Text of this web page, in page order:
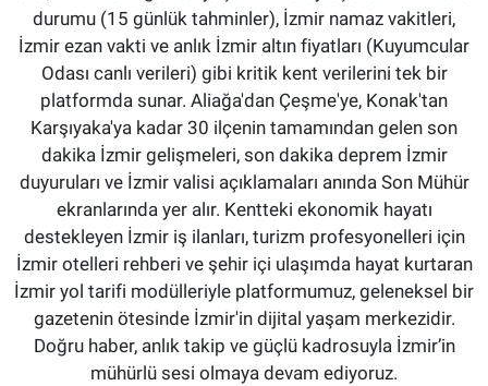
durumu (15 günlük tahminler), İzmir namaz vakitleri,
İzmir ezan vakti ve anlık İzmir altın fiyatları (Kuyumcular
Odası canlı verileri) gibi kritik kent verilerini tek bir
platformda sunar. Aliağa'dan Çeşme'ye, Konak'tan
Karşıyaka'ya kadar 30 ilçenin tamamından gelen son
dakika İzmir gelişmeleri, son dakika deprem İzmir
duyuruları ve İzmir valisi açıklamaları anında Son Mühür
ekranlarında yer alır. Kentteki ekonomik hayatı
destekleyen İzmir iş ilanları, turizm profesyonelleri için
İzmir otelleri rehberi ve şehir içi ulaşımda hayat kurtaran
İzmir yol tarifi modülleriyle platformumuz, geleneksel bir
gazetenin ötesinde İzmir'in dijital yaşam merkezidir.
Doğru haber, anlık takip ve güçlü kadrosuyla İzmir’in
mühürlü sesi olmaya devam ediyoruz.